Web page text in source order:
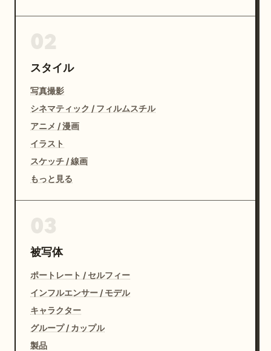
スタイル
写真撮影
シネマティック / フィルムスチル
アニメ / 漫画
イラスト
スケッチ / 線画
もっと見る
被写体
ポートレート / セルフィー
インフルエンサー / モデル
キャラクター
グループ / カップル
製品